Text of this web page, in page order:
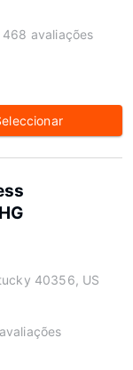
468 avaliações
40356, US